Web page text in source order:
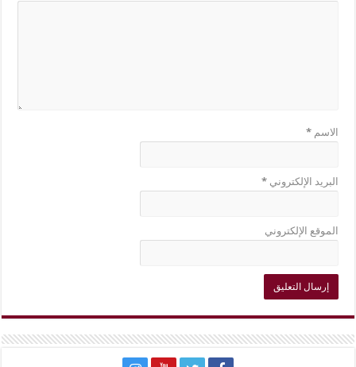
الاسم*
البريد الإلكتروني*
الموقع الإلكتروني